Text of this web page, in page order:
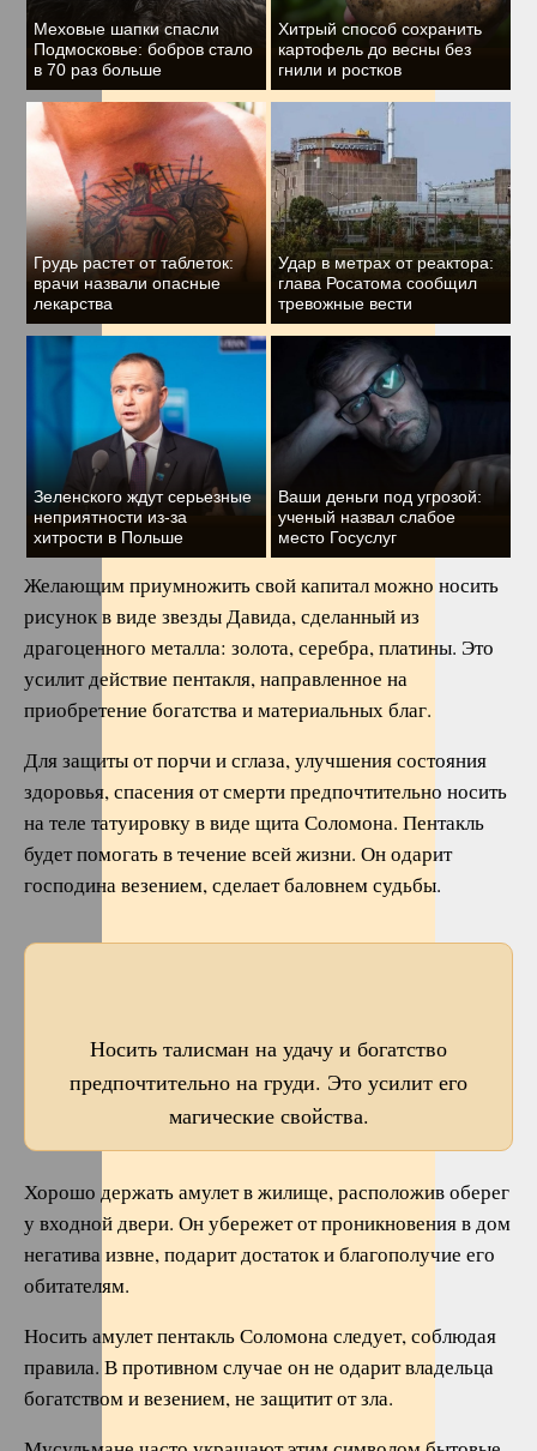
Меховые шапки спасли
Подмосковье: бобров стало
в 70 раз больше
Хитрый способ сохранить
картофель до весны без
гнили и ростков
Грудь растет от таблеток:
врачи назвали опасные
лекарства
Удар в метрах от реактора:
глава Росатома сообщил
тревожные вести
Зеленского ждут серьезные
неприятности из-за
хитрости в Польше
Ваши деньги под угрозой:
ученый назвал слабое
место Госуслуг
Желающим приумножить свой капитал можно носить
рисунок в виде звезды Давида, сделанный из
драгоценного металла: золота, серебра, платины. Это
усилит действие пентакля, направленное на
приобретение богатства и материальных благ.
Для защиты от порчи и сглаза, улучшения состояния
здоровья, спасения от смерти предпочтительно носить
на теле татуировку в виде щита Соломона. Пентакль
будет помогать в течение всей жизни. Он одарит
господина везением, сделает баловнем судьбы.
Носить талисман на удачу и богатство
предпочтительно на груди. Это усилит его
магические свойства.
Хорошо держать амулет в жилище, расположив оберег
у входной двери. Он убережет от проникновения в дом
негатива извне, подарит достаток и благополучие его
обитателям.
Носить амулет пентакль Соломона следует, соблюдая
правила. В противном случае он не одарит владельца
богатством и везением, не защитит от зла.